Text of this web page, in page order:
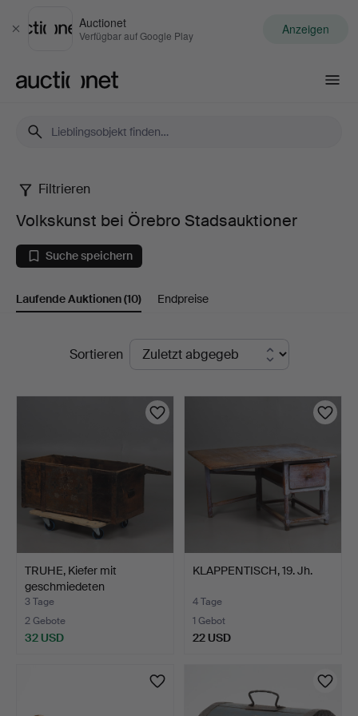
Schließen
Auctionet
Verfügbar auf Google Play Anzeigen
Volkskunst
bei
Örebro
Stadsauktioner
Filtrieren
Volkskunst bei Örebro Stadsauktioner
Suche speichern
Laufende Auktionen(10) Endpreise
LaufendeSortieren
TRUHE, Kiefer mit
geschmiedeten
Beschlägen…
3 Tage
2 Gebote
32 USD
KLAPPENTISCH, 19. Jh.
4 Tage
1 Gebot
22 USD